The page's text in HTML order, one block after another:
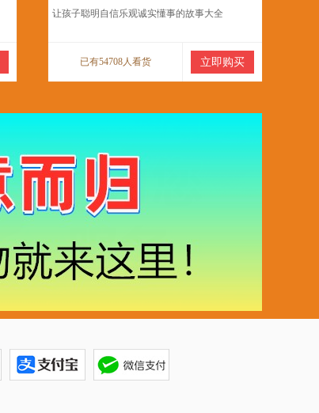
让孩子聪明自信乐观诚实懂事的故事大全
已有54708人看货 立即购买